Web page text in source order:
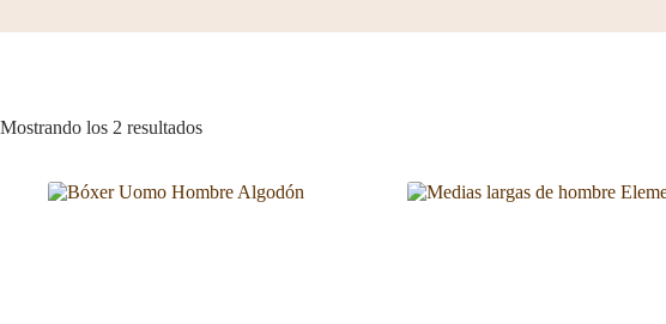
Mostrando los 2 resultados